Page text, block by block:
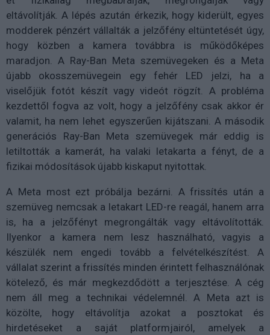
eltávolítják. A lépés azután érkezik, hogy kiderült, egyes
modderek pénzért vállalták a jelzőfény eltüntetését úgy,
hogy közben a kamera továbbra is működőképes
maradjon. A Ray-Ban Meta szemüvegeken és a Meta
újabb okosszemüvegein egy fehér LED jelzi, ha a
viselőjük fotót készít vagy videót rögzít. A probléma
kezdettől fogva az volt, hogy a jelzőfény csak akkor ér
valamit, ha nem lehet egyszerűen kijátszani. A második
generációs Ray-Ban Meta szemüvegek már eddig is
letiltották a kamerát, ha valaki letakarta a fényt, de a
fizikai módosítások újabb kiskaput nyitottak.
A Meta most ezt próbálja bezárni. A frissítés után a
szemüveg nemcsak a letakart LED-re reagál, hanem arra
is, ha a jelzőfényt megrongálták vagy eltávolították.
Ilyenkor a kamera nem lesz használható, vagyis a
készülék nem engedi tovább a felvételkészítést. A
vállalat szerint a frissítés minden érintett felhasználónak
kötelező, és már megkezdődött a terjesztése. A cég
nem áll meg a technikai védelemnél. A Meta azt is
közölte, hogy eltávolítja azokat a posztokat és
hirdetéseket a saját platformjairól, amelyek a